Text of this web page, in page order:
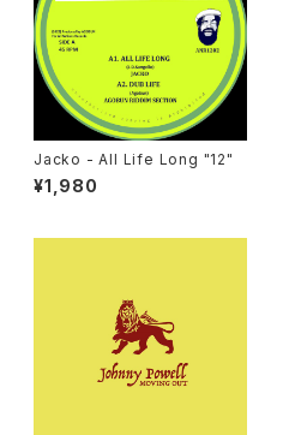
Jacko - All Life Long "12"
¥1,980